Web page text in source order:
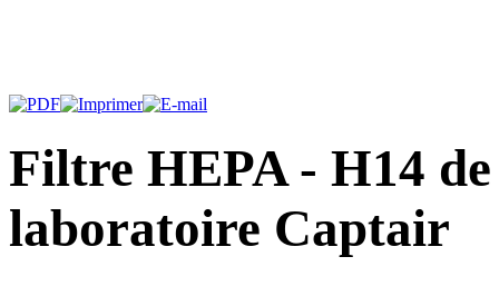
Filtre HEPA - H14
laboratoire Captair